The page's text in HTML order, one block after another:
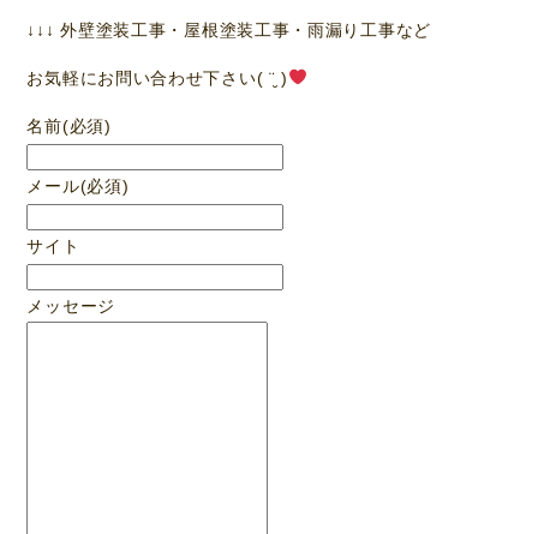
↓↓↓ 外壁塗装工事・屋根塗装工事・雨漏り工事など
お気軽にお問い合わせ下さい( ¨̮ )
名前(必須)
メール(必須)
サイト
メッセージ